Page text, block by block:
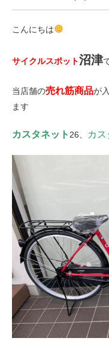
PB全車種カタログ
Norwayシリーズ
eVita
イベント
特集
メディア
求人情報
こんにちは
サイクルスポット沼津
当店舗の売れ筋商品が
ます
カスタネット 26、 カス